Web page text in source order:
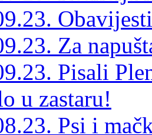
Za
Pisali
u zastaru!
Psi i